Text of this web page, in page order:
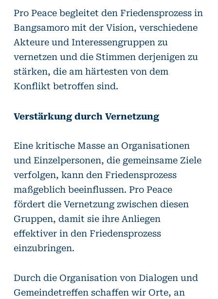
Pro Peace begleitet den Friedensprozess in
Bangsamoro mit der Vision, verschiedene
Akteure und Interessengruppen zu
vernetzen und die Stimmen derjenigen zu
stärken, die am härtesten von dem
Konflikt betroffen sind.
Verstärkung durch Vernetzung
Eine kritische Masse an Organisationen
und Einzelpersonen, die gemeinsame Ziele
verfolgen, kann den Friedensprozess
maßgeblich beeinflussen. Pro Peace
fördert die Vernetzung zwischen diesen
Gruppen, damit sie ihre Anliegen
effektiver in den Friedensprozess
einzubringen.
Durch die Organisation von Dialogen und
Gemeindetreffen schaffen wir Orte, an